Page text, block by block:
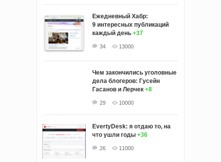
Ежедневный Хабр:
9 интересных публикаций
каждый день +37
34 13000
Чем закончились уголовные
дела блогеров: Гусейн
Гасанов и Лерчек +8
29 10000
EvertyDesk: я отдаю то, на
что ушли годы +36
26 11000